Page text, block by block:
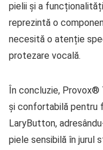
pielii și a
reprezintă o
necesită o atenție
protezare vocală.
În concluzie,
și confortabilă pentru
LaryButton,
piele sensibilă în jurul